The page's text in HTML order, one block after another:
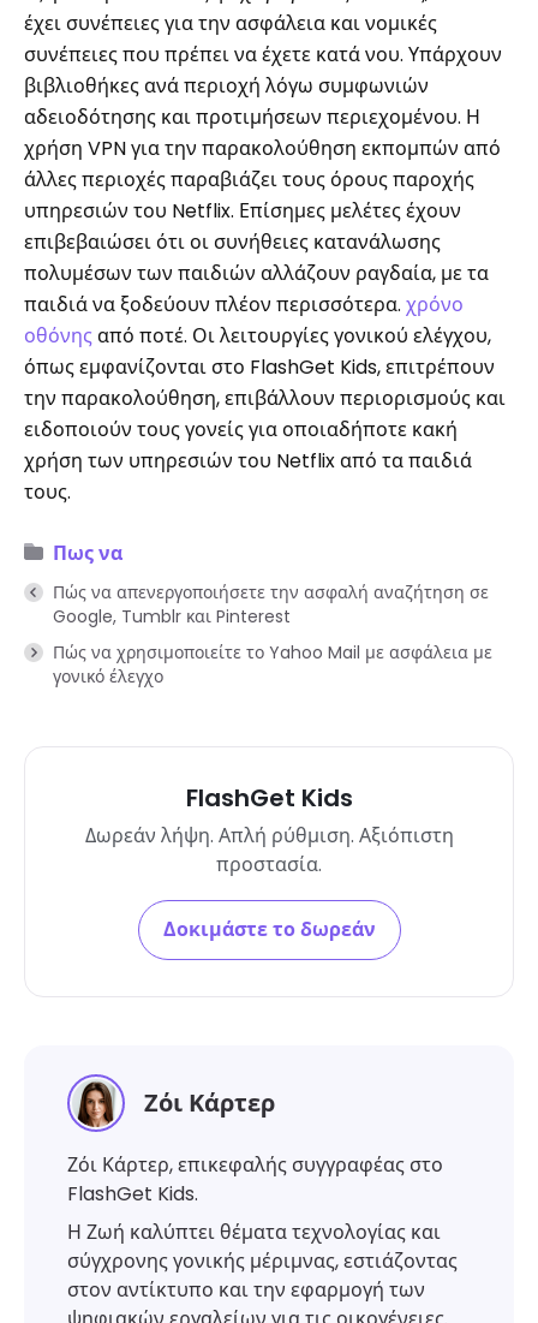
έχει συνέπειες για την ασφάλεια και νομικές
συνέπειες που πρέπει να έχετε κατά νου. Υπάρχουν
βιβλιοθήκες ανά περιοχή λόγω συμφωνιών
αδειοδότησης και προτιμήσεων περιεχομένου. Η
χρήση VPN για την παρακολούθηση εκπομπών από
άλλες περιοχές παραβιάζει τους όρους παροχής
υπηρεσιών του Netflix. Επίσημες μελέτες έχουν
επιβεβαιώσει ότι οι συνήθειες κατανάλωσης
πολυμέσων των παιδιών αλλάζουν ραγδαία, με τα
παιδιά να ξοδεύουν πλέον περισσότερα. χρόνο
οθόνηςαπό ποτέ. Οι λειτουργίες γονικού ελέγχου,
όπως εμφανίζονται στο FlashGet Kids, επιτρέπουν
την παρακολούθηση, επιβάλλουν περιορισμούς και
ειδοποιούν τους γονείς για οποιαδήποτε κακή
χρήση των υπηρεσιών του Netflix από τα παιδιά
τους.
Πως να
Πώς να απενεργοποιήσετε την ασφαλή αναζήτηση σε
Google, Tumblr και Pinterest
Πώς να χρησιμοποιείτε το Yahoo Mail με ασφάλεια με
γονικό έλεγχο
FlashGet Kids
Δωρεάν λήψη. Απλή ρύθμιση. Αξιόπιστη
προστασία.
Δοκιμάστε το δωρεάν
Ζόι Κάρτερ
Ζόι Κάρτερ, επικεφαλής συγγραφέας στο
FlashGet Kids.
Η Ζωή καλύπτει θέματα τεχνολογίας και
σύγχρονης γονικής μέριμνας, εστιάζοντας
στον αντίκτυπο και την εφαρμογή των